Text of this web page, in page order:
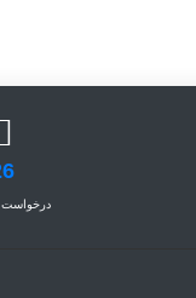
درخواست